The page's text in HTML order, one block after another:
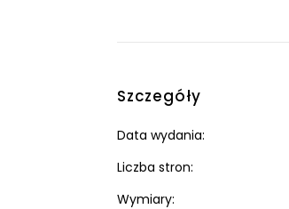
Szczegóły
Data wydania:
Liczba stron:
Wymiary: